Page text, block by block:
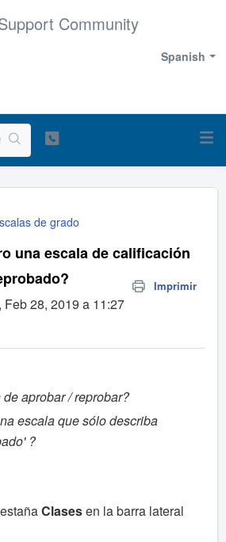
Community
Spanish
de grado
una escala de calificación
Imprimir
28, 2019 a 11:27
aprobar / reprobar?
escala que sólo describa
?
Clasesen la barra lateral